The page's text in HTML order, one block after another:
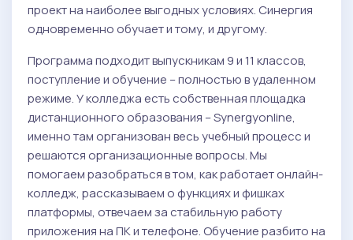
проект на наиболее выгодных условиях. Синергия
одновременно обучает и тому, и другому.
Программа подходит выпускникам 9 и 11 классов,
поступление и обучение – полностью в удаленном
режиме. У колледжа есть собственная площадка
дистанционного образования – Synergyonline,
именно там организован весь учебный процесс и
решаются организационные вопросы. Мы
помогаем разобраться в том, как работает онлайн-
колледж, рассказываем о функциях и фишках
платформы, отвечаем за стабильную работу
приложения на ПК и телефоне. Обучение разбито на